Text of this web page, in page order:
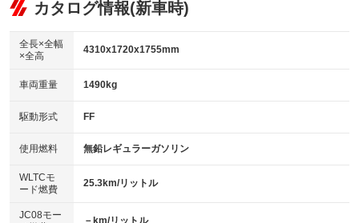
リフトアップ
：装備なし
：装備なし
パワーウィンドウ
アイドリングストップ
：装備なし
USB入力端子
：装備あり
100V電源
：装備なし
センターデフロック
：装備なし
ビジュアル
：装備なし
：装備あり
革シート
キーレス
HID(キセノンライト)
：装備なし
バックカメラ
：装備あり
エアロ
：装備なし
：装備なし
カタログ情報(新車時)
全長×全幅
×全高
4310x1720x1755mm
車両重量 1490kg
駆動形式 FF
使用燃料 無鉛レギュラーガソリン
WLTCモ
ード燃費
25.3km/リットル
JC08モー
－km/リットル